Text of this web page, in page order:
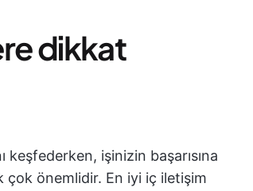
dikkat
keşfederken, işinizin başarısına
çok önemlidir. En iyi iç iletişim